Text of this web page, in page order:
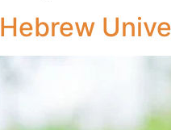
Hebrew